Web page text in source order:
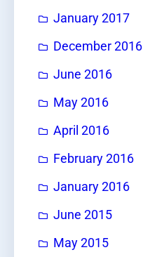
January 2017
December 2016
June 2016
May 2016
April 2016
February 2016
January 2016
June 2015
May 2015